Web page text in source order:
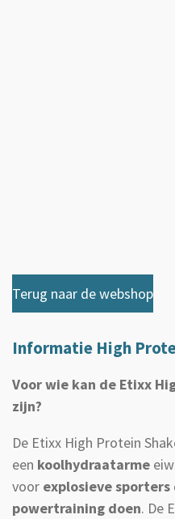
Terug naar de webshop
Informatie High
Voor wie kan de Etixx
zijn?
De Etixx High Protein
een koolhydraatarme
voor explosieve
powertraining doen. De